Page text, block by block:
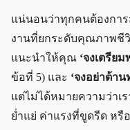
แน่นอนว่าทุกคนต้องกา
งานที่ยกระดับคุณภาพชีวิ
แนะนำให้คุณ ‘จงเตรีย
ข้อที่ 5) และ ‘จงอย่าต้า
แต่ไม่ได้หมายความว่าเ
ย่ำแย่ ค่าแรงที่ขูดรีด หรื